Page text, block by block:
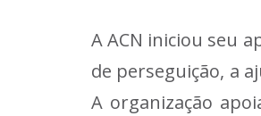
A ACN iniciou seu
de perseguição, a
A organização